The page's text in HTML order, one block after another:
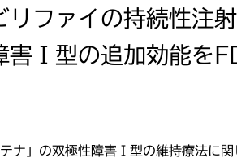
リファイの持続性
害Ⅰ型の追加効能を
テナ」の双極性障害Ⅰ型の維持療法に